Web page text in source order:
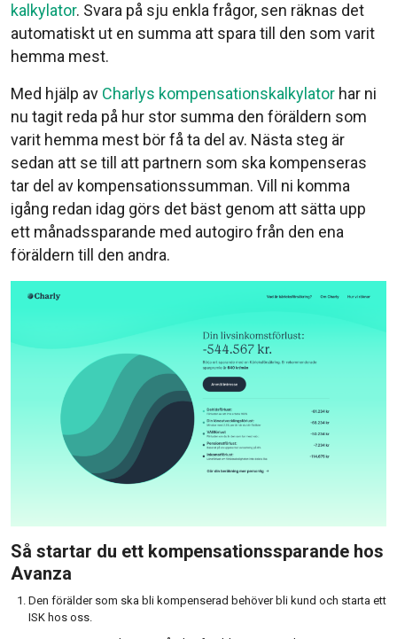
kalkylator. Svara på sju enkla frågor, sen räknas det
automatiskt ut en summa att spara till den som varit
hemma mest.
Med hjälp av Charlys kompensationskalkylator har ni
nu tagit reda på hur stor summa den föräldern som
varit hemma mest bör få ta del av. Nästa steg är
sedan att se till att partnern som ska kompenseras
tar del av kompensationssumman. Vill ni komma
igång redan idag görs det bäst genom att sätta upp
ett månadssparande med autogiro från den ena
föräldern till den andra.
Så startar du ett kompensationssparande hos
Avanza
Den förälder som ska bli kompenserad behöver bli kund och starta ett
ISK hos oss.